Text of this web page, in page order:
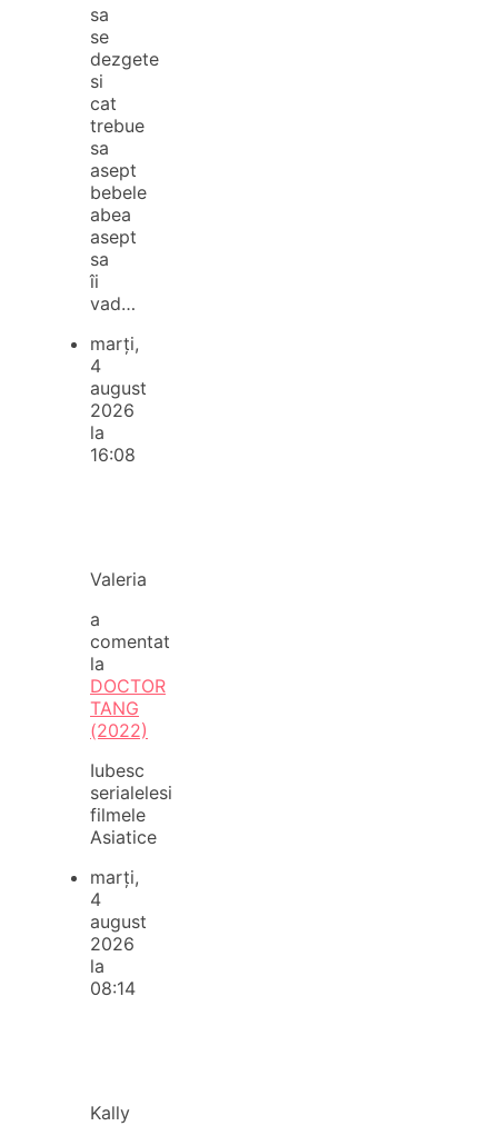
sa
se
dezgete
si
cat
trebue
sa
asept
bebele
abea
asept
sa
îi
vad…
marți,
4
august
2026
la
16:08
Valeria
a
comentat
la
DOCTOR
TANG
(2022)
Iubesc
serialelesi
filmele
Asiatice
marți,
4
august
2026
la
08:14
Kally